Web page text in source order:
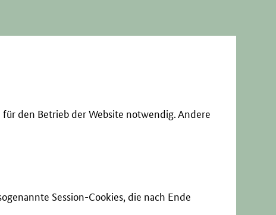
den Betrieb der Website notwendig. Andere
Session-Cookies, die nach Ende